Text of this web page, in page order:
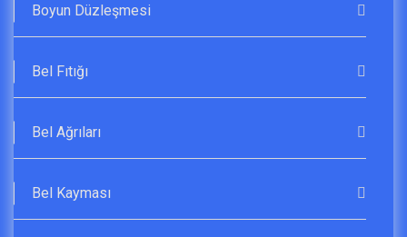
Boyun Düzleşmesi
Bel Fıtığı
Bel Ağrıları
Bel Kayması